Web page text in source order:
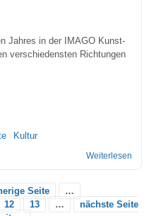
Jahres in der IMAGO Kunst-
verschiedensten Richtungen
Kultur
Weiterlesen
Seite
…
12 13 …
nächste Seite